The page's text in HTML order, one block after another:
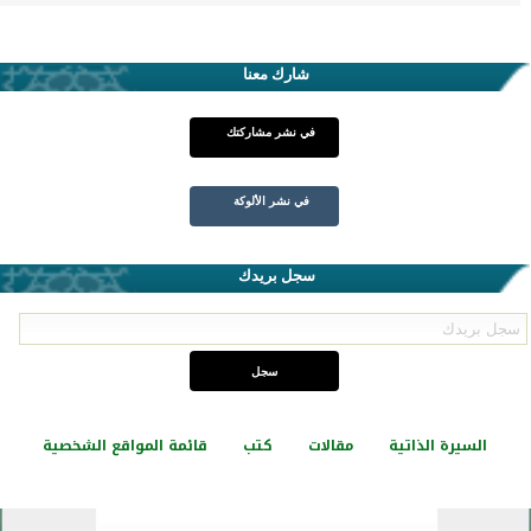
شارك معنا
في نشر مشاركتك
في نشر الألوكة
سجل بريدك
السيرة الذاتية مقالات كتب قائمة المواقع الشخصية